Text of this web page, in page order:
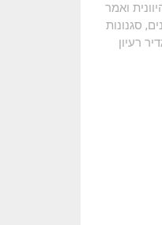
ואמר
סגנונות
רעיון